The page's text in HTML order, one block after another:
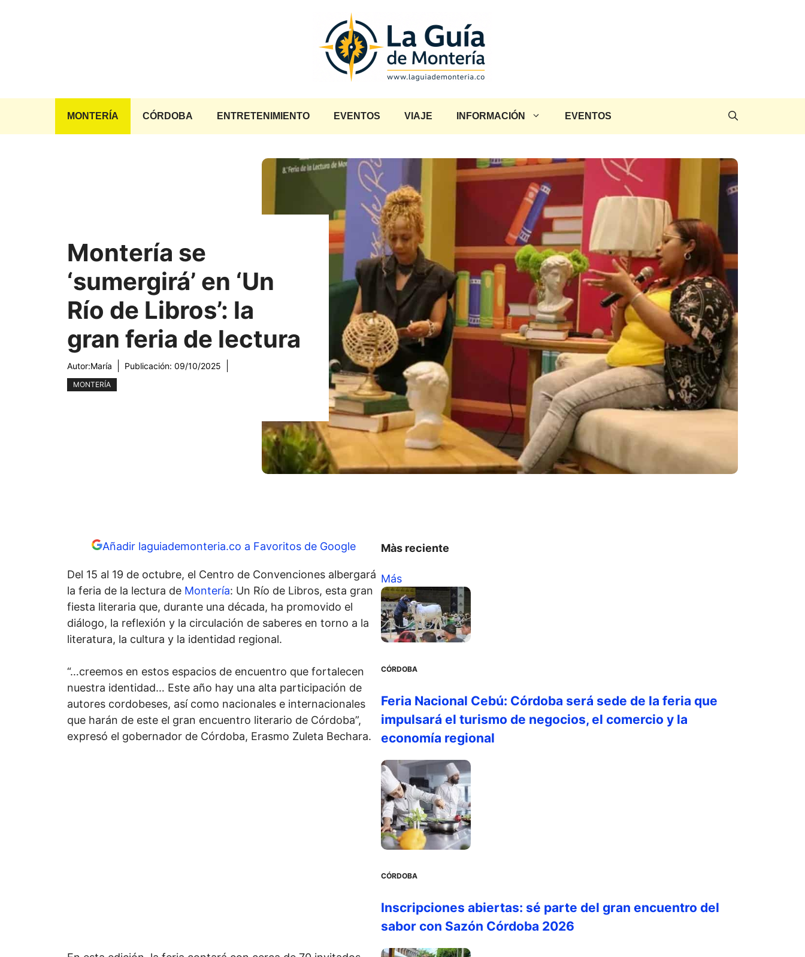
MONTERÍA CÓRDOBA ENTRETENIMIENTO EVENTOS VIAJE INFORMACIÓN EVENTOS
Montería se
‘sumergirá’ en ‘Un
Río de Libros’: la
gran feria de lectura
Autor:María Publicación: 09/10/2025
MONTERÍA
Añadir laguiademonteria.co a Favoritos de Google
Del 15 al 19 de octubre, el Centro de Convenciones albergará
la feria de la lectura de Montería: Un Río de Libros, esta gran
fiesta literaria que, durante una década, ha promovido el
diálogo, la reflexión y la circulación de saberes en torno a la
literatura, la cultura y la identidad regional.
“…creemos en estos espacios de encuentro que fortalecen
nuestra identidad… Este año hay una alta participación de
autores cordobeses, así como nacionales e internacionales
que harán de este el gran encuentro literario de Córdoba”,
expresó el gobernador de Córdoba, Erasmo Zuleta Bechara.
Màs reciente
Más
CÓRDOBA
Feria Nacional Cebú: Córdoba será sede de la feria que
impulsará el turismo de negocios, el comercio y la
economía regional
CÓRDOBA
Inscripciones abiertas: sé parte del gran encuentro del
sabor con Sazón Córdoba 2026